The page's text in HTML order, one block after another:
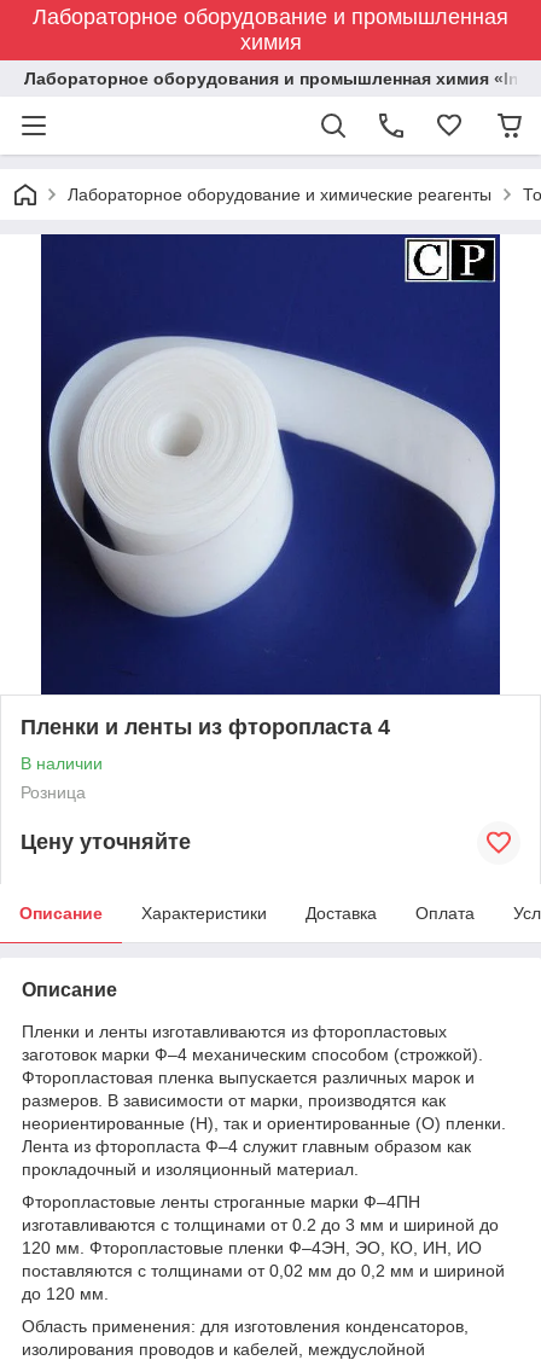
Лабораторное оборудование и промышленная
химия
Лабораторное оборудования и промышленная химия
Лабораторное оборудование и химические реагенты
Пленки и ленты из фторопласта 4
В наличии
Розница
Цену уточняйте
Описание Характеристики Доставка Оплата
Описание
Пленки и ленты изготавливаются из фторопластовых
заготовок марки Ф–4 механическим способом (строжкой).
Фторопластовая пленка выпускается различных марок и
размеров. В зависимости от марки, производятся как
неориентированные (Н), так и ориентированные (О) пленки.
Лента из фторопласта Ф–4 служит главным образом как
прокладочный и изоляционный материал.
Фторопластовые ленты строганные марки Ф–4ПН
изготавливаются с толщинами от 0.2 до 3 мм и шириной до
120 мм. Фторопластовые пленки Ф–4ЭН, ЭО, КО, ИН, ИО
поставляются с толщинами от 0,02 мм до 0,2 мм и шириной
до 120 мм.
Область применения: для изготовления конденсаторов,
изолирования проводов и кабелей, междуслойной